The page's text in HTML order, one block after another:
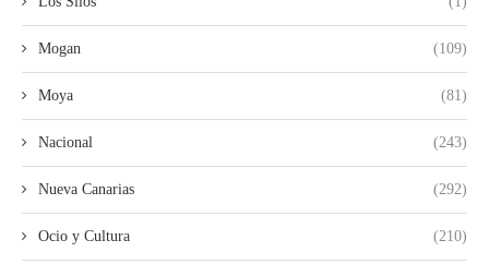
Mogan (109)
Moya (81)
Nacional (243)
Nueva Canarias (292)
Ocio y Cultura (210)